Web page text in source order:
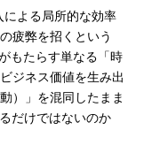
による局所的な効率
疲弊を招くという
もたらす単なる「時
ジネス価値を生み出
）」を混同したまま
だけではないのか